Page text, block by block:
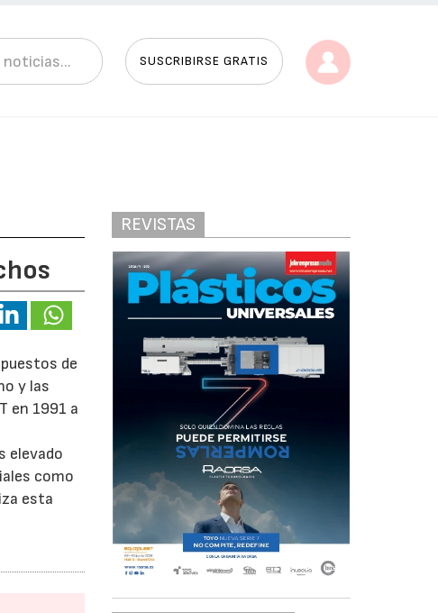
SUSCRIBIRSE GRATIS
de
y las
en 1991 a
elevado
como
esta
REVISTAS